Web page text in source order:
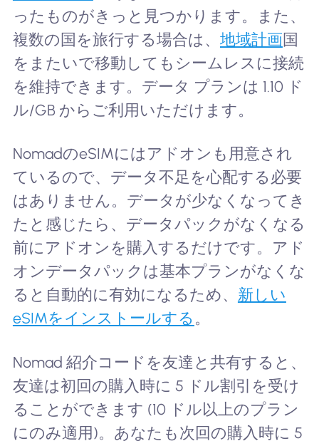
ったものがきっと見つかります。また、
複数の国を旅行する場合は、 地域計画国
をまたいで移動してもシームレスに接続
を維持できます。データ プランは 1.10 ド
ル/GB からご利用いただけます。
NomadのeSIMにはアドオンも用意され
ているので、データ不足を心配する必要
はありません。データが少なくなってき
たと感じたら、データパックがなくなる
前にアドオンを購入するだけです。アド
オンデータパックは基本プランがなくな
ると自動的に有効になるため、 新しい
eSIMをインストールする 。
Nomad 紹介コードを友達と共有すると、
友達は初回の購入時に 5 ドル割引を受け
ることができます (10 ドル以上のプラン
にのみ適用)。あなたも次回の購入時に 5